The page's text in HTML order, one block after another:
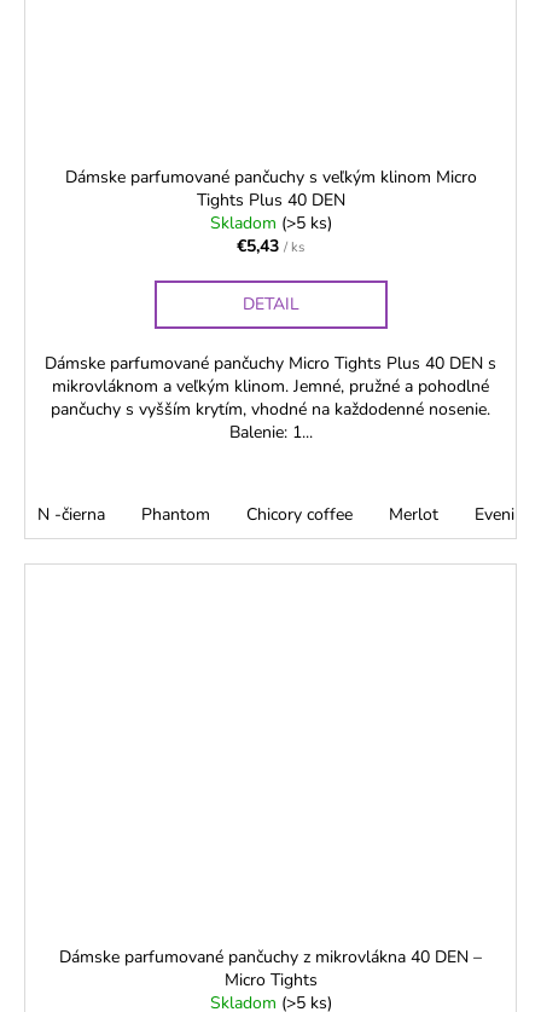
Dámske parfumované pančuchy s veľkým klinom Micro
Tights Plus 40 DEN
Skladom (>5 ks)
€5,43 / ks
DETAIL
Dámske parfumované pančuchy Micro Tights Plus 40 DEN s
mikrovláknom a veľkým klinom. Jemné, pružné a pohodlné
pančuchy s vyšším krytím, vhodné na každodenné nosenie.
Balenie: 1...
N -čierna Phantom Chicory coffee Merlot Evening
Dámske parfumované pančuchy z mikrovlákna 40 DEN –
Micro Tights
Skladom (>5 ks)